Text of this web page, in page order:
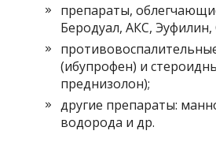
препараты,
Беродуал, АКС, Эуфилин,
(ибупрофен) и
преднизолон);
другие препараты:
водорода и др.